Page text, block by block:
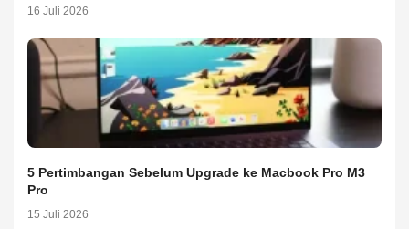
16 Juli 2026
5 Pertimbangan Sebelum Upgrade ke Macbook Pro M3
Pro
15 Juli 2026